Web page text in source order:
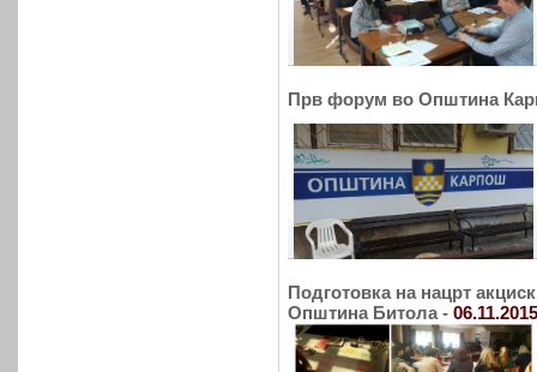
Прв форум во Општина
Подготовка на нацрт
Општина Битола - 06.11.2015